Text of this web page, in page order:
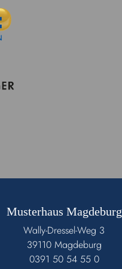
Musterhaus Magdeburg
Wally-Dressel-Weg 3
39110 Magdeburg
0391 50 54 55 0